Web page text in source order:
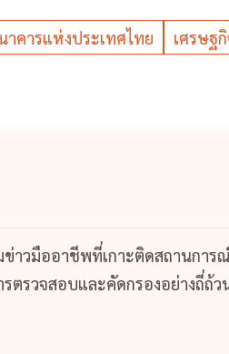
าคารแห่งประเทศไทย เศรษฐ
าวมืออาชีพที่เกาะติดสถานการ
ตรวจสอบและคัดกรองอย่างถี่ถ้